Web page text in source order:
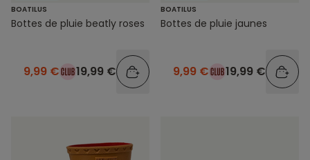
BOATILUS
Bottes de pluie beatly roses
9,99 € 19,99 €
BOATILUS
Bottes de pluie jaunes
9,99 € 19,99 €